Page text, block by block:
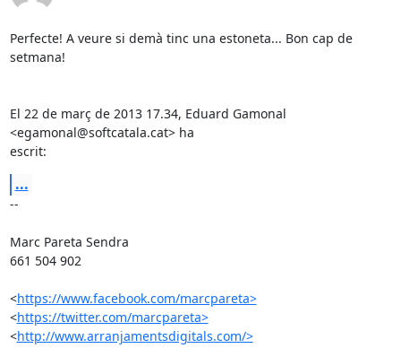
Perfecte! A veure si demà tinc una estoneta... Bon cap de
setmana!
El 22 de març de 2013 17.34, Eduard Gamonal
<egamonal@softcatala.cat> ha
escrit:
...
--
Marc Pareta Sendra
661 504 902
<https://www.facebook.com/marcpareta>
<https://twitter.com/marcpareta>
<http://www.arranjamentsdigitals.com/>